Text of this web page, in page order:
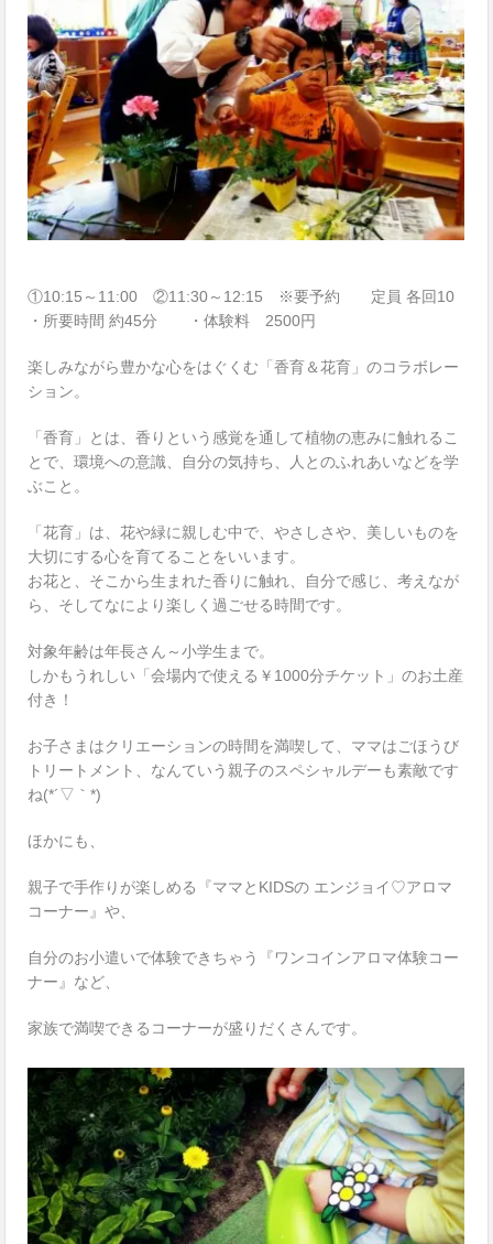
①10:15～11:00 ②11:30～12:15 ※要予約 定員 各回10
・所要時間 約45分 ・体験料 2500円
楽しみながら豊かな心をはぐくむ「香育＆花育」のコラボレー
ション。
「香育」とは、香りという感覚を通して植物の恵みに触れるこ
とで、環境への意識、自分の気持ち、人とのふれあいなどを学
ぶこと。
「花育」は、花や緑に親しむ中で、やさしさや、美しいものを
大切にする心を育てることをいいます。
お花と、そこから生まれた香りに触れ、自分で感じ、考えなが
ら、そしてなにより楽しく過ごせる時間です。
対象年齢は年長さん～小学生まで。
しかもうれしい「会場内で使える￥1000分チケット」のお土産
付き！
お子さまはクリエーションの時間を満喫して、ママはごほうび
トリートメント、なんていう親子のスペシャルデーも素敵です
ね(*´▽｀*)
ほかにも、
親子で手作りが楽しめる『ママとKIDSの エンジョイ♡アロマ
コーナー』や、
自分のお小遣いで体験できちゃう『ワンコインアロマ体験コー
ナー』など、
家族で満喫できるコーナーが盛りだくさんです。